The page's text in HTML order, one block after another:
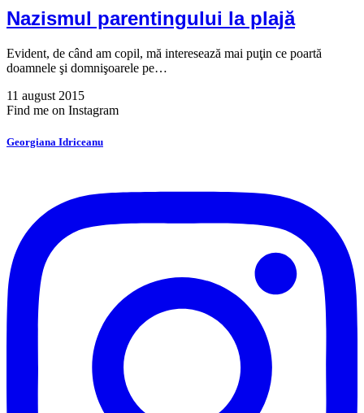
Nazismul parentingului la plajă
Evident, de când am copil, mă interesează mai puţin ce poartă
doamnele şi domnişoarele pe…
11 august 2015
Find me on Instagram
Georgiana Idriceanu